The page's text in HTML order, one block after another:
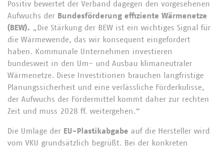
Positiv bewertet der Verband dagegen den vorgesehenen
Aufwuchs der Bundesförderung effiziente Wärmenetze
(BEW). „Die Stärkung der BEW ist ein wichtiges Signal für
die Wärmewende, das wir konsequent eingefordert
haben. Kommunale Unternehmen investieren
bundesweit in den Um- und Ausbau klimaneutraler
Wärmenetze. Diese Investitionen brauchen langfristige
Planungssicherheit und eine verlässliche Förderkulisse,
der Aufwuchs der Fördermittel kommt daher zur rechten
Zeit und muss 2028 ff. weitergehen.“
Die Umlage der EU-Plastikabgabe auf die Hersteller wird
vom VKU grundsätzlich begrüßt. Bei der konkreten